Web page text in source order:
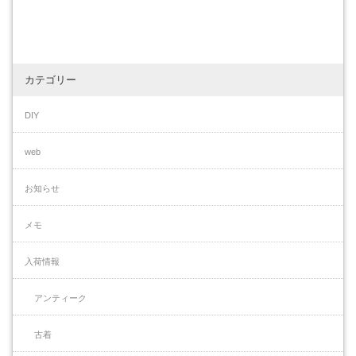
カテゴリー
DIY
web
お知らせ
メモ
入荷情報
アンティーク
古着